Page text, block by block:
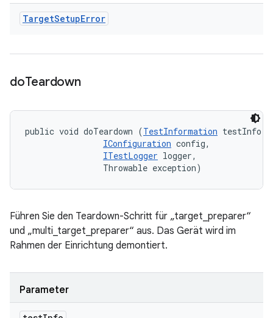
TargetSetupError
doTeardown
public void doTeardown (TestInformation testInfo,
IConfiguration config,
ITestLogger logger,
                Throwable exception)
Führen Sie den Teardown-Schritt für „target_preparer“
und „multi_target_preparer“ aus. Das Gerät wird im
Rahmen der Einrichtung demontiert.
Parameter